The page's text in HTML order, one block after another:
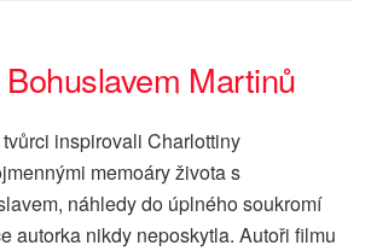
Martinů
inspirovali Charlottiny
memoáry života s
náhledy do úplného soukromí
autorka nikdy neposkytla. Autoři filmu